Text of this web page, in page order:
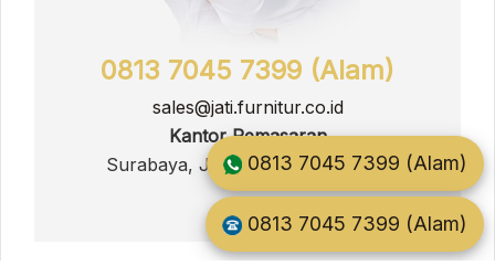
0813 7045 7399 (Alam)
sales@jati.furnitur.co.id
Kantor Pemasaran
Surabaya, Jawa Timur, Indonesia
0813 7045 7399 (Alam)
0813 7045 7399 (Alam)